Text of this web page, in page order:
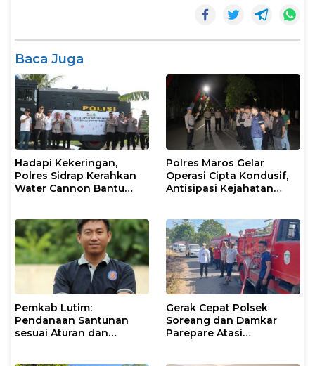
Baca Juga
Hadapi Kekeringan,
Polres Sidrap Kerahkan
Water Cannon Bantu
Polres Maros Gelar
Operasi Cipta Kondusif,
Antisipasi Kejahatan
Pemkab Lutim:
Pendanaan Santunan
sesuai Aturan dan
Gerak Cepat Polsek
Soreang dan Damkar
Parepare Atasi